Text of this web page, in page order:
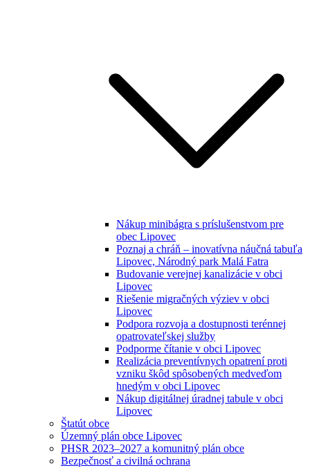
Nákup minibágra s príslušenstvom pre
obec Lipovec
Poznaj a chráň – inovatívna náučná tabuľa
Lipovec, Národný park Malá Fatra
Budovanie verejnej kanalizácie v obci
Lipovec
Riešenie migračných výziev v obci
Lipovec
Podpora rozvoja a dostupnosti terénnej
opatrovateľskej služby
Podporme čítanie v obci Lipovec
Realizácia preventívnych opatrení proti
vzniku škôd spôsobených medveďom
hnedým v obci Lipovec
Nákup digitálnej úradnej tabule v obci
Lipovec
Štatút obce
Územný plán obce Lipovec
PHSR 2023–2027 a komunitný plán obce
Bezpečnosť a civilná ochrana